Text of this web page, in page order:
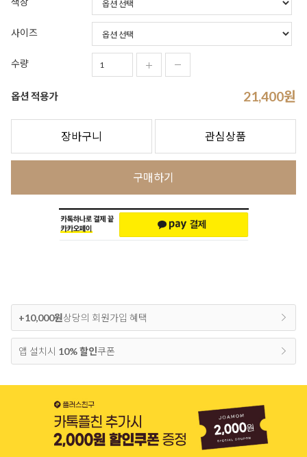
사이즈
수량
옵션 적용가 21,400원
장바구니 관심상품
구매하기
+10,000원상당의 회원가입 혜택
앱 설치시 10% 할인쿠폰